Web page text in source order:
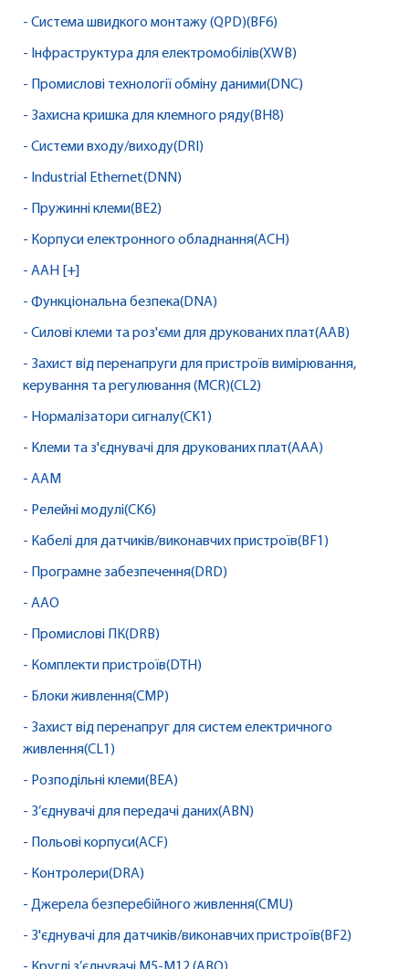
- Система швидкого монтажу (QPD)(BF6)
- Інфраструктура для електромобілів(XWB)
- Промислові технології обміну даними(DNC)
- Захисна кришка для клемного ряду(BH8)
- Системи входу/виходу(DRI)
- Industrial Ethernet(DNN)
- Пружинні клеми(BE2)
- Корпуси електронного обладнання(ACH)
- AAH [+]
- Функціональна безпека(DNA)
- Силові клеми та роз'єми для друкованих плат(AAB)
- Захист від перенапруги для пристроїв вимірювання,
керування та регулювання (MCR)(CL2)
- Нормалізатори сигналу(CK1)
- Клеми та з'єднувачі для друкованих плат(AAA)
- AAM
- Релейні модулі(CK6)
- Кабелі для датчиків/виконавчих пристроїв(BF1)
- Програмне забезпечення(DRD)
- AAO
- Промислові ПК(DRB)
- Комплекти пристроїв(DTH)
- Блоки живлення(CMP)
- Захист від перенапруг для систем електричного
живлення(CL1)
- Розподільні клеми(BEA)
- З’єднувачі для передачі даних(ABN)
- Польові корпуси(ACF)
- Контролери(DRA)
- Джерела безперебійного живлення(CMU)
- З'єднувачі для датчиків/виконавчих пристроїв(BF2)